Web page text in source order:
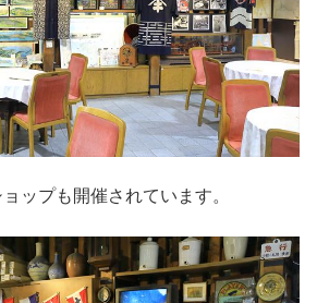
ップも開催されています。